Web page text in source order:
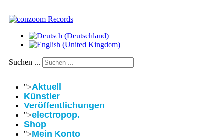
Suchen ...
">Aktuell
Künstler
Veröffentlichungen
">electropop.
Shop
">Mein Konto